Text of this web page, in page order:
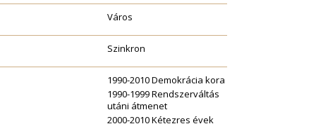
Város
Szinkron
1990-2010 Demokrácia kora
1990-1999 Rendszerváltás
utáni átmenet
2000-2010 Kétezres évek